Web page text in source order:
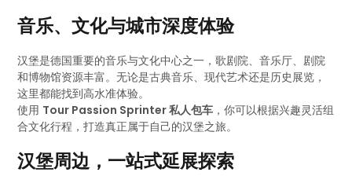
音乐、文化与城市深度体验
汉堡是德国重要的音乐与文化中心之一，歌剧院、音乐厅、剧院
和博物馆资源丰富。无论是古典音乐、现代艺术还是历史展览，
这里都能找到高水准体验。
使用 Tour Passion Sprinter 私人包车 ，你可以根据兴趣灵活组
合文化行程，打造真正属于自己的汉堡之旅。
汉堡周边，一站式延展探索